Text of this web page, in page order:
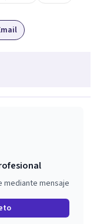
adolescentes y
con padres y visitas
mediante mensaje